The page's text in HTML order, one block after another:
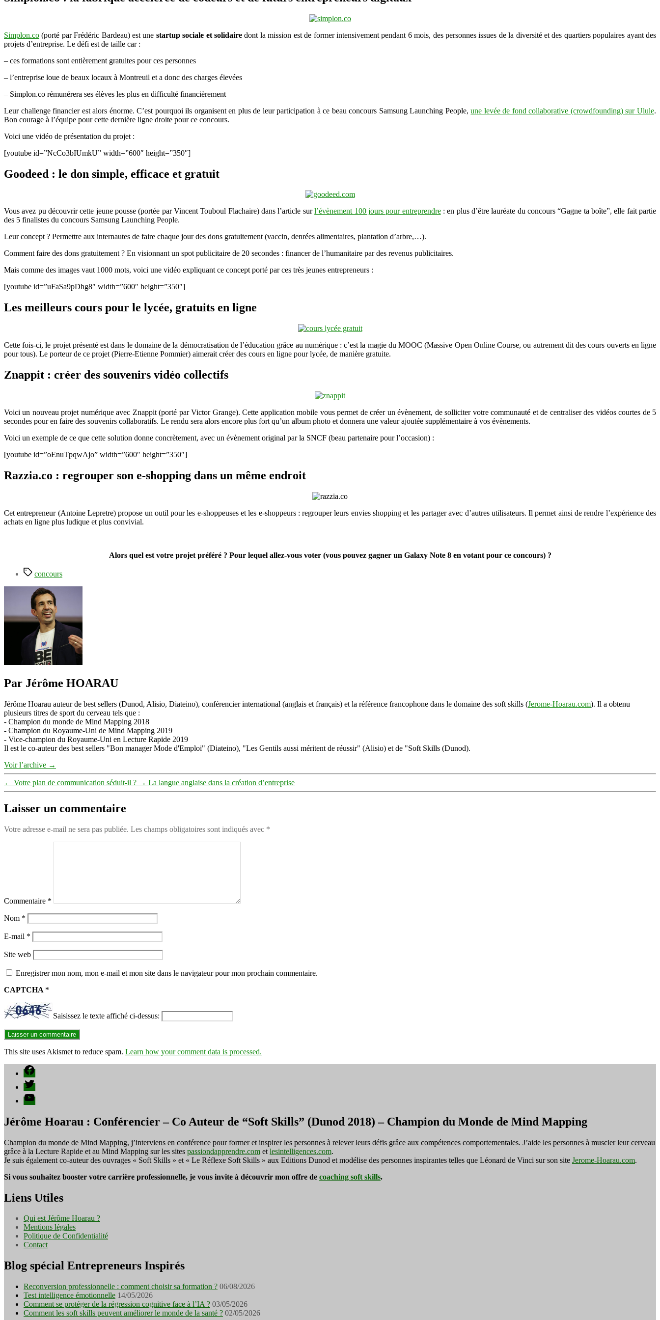
People
Simplon.co (porté par Frédéric Bardeau) est une startup sociale et solidaire dont la mission est de former intensivement pendant 6 mois, des personnes issues de la diversité et des quartiers populaires ayant des
projets d’entreprise. Le défi est de taille car :
– ces formations sont entièrement gratuites pour ces personnes
– l’entreprise loue de beaux locaux à Montreuil et a donc des charges élevées
– Simplon.co rémunérera ses élèves les plus en difficulté financièrement
Leur challenge financier est alors énorme. C’est pourquoi ils organisent en plus de leur participation à ce beau concours Samsung Launching People,une levée de fond collaborative (crowdfounding) sur Ulule.
Bon courage à l’équipe pour cette dernière ligne droite pour ce concours.
Voici une vidéo de présentation du projet :
[youtube id=”NcCo3bIUmkU” width=”600″ height=”350″]
Goodeed : le don simple, efficace et gratuit
Vous avez pu découvrir cette jeune pousse (portée par Vincent Touboul Flachaire) dans l’article surl’évènement 100 jours pour entreprendre: en plus d’être lauréate du concours “Gagne ta boîte”, elle fait partie
des 5 finalistes du concours Samsung Launching People.
Leur concept ? Permettre aux internautes de faire chaque jour des dons gratuitement (vaccin, denrées alimentaires, plantation d’arbre,…).
Comment faire des dons gratuitement ? En visionnant un spot publicitaire de 20 secondes : financer de l’humanitaire par des revenus publicitaires.
Mais comme des images vaut 1000 mots, voici une vidéo expliquant ce concept porté par ces très jeunes entrepreneurs :
[youtube id=”uFaSa9pDhg8″ width=”600″ height=”350″]
Les meilleurs cours pour le lycée, gratuits en ligne
Cette fois-ci, le projet présenté est dans le domaine de la démocratisation de l’éducation grâce au numérique : c’est la magie du MOOC (Massive Open Online Course, ou autrement dit des cours ouverts en ligne
pour tous). Le porteur de ce projet (Pierre-Etienne Pommier) aimerait créer des cours en ligne pour lycée, de manière gratuite.
Znappit : créer des souvenirs vidéo collectifs
Voici un nouveau projet numérique avec Znappit (porté par Victor Grange). Cette application mobile vous permet de créer un évènement, de solliciter votre communauté et de centraliser des vidéos courtes de 5
secondes pour en faire des souvenirs collaboratifs. Le rendu sera alors encore plus fort qu’un album photo et donnera une valeur ajoutée supplémentaire à vos évènements.
Voici un exemple de ce que cette solution donne concrètement, avec un évènement original par la SNCF (beau partenaire pour l’occasion) :
[youtube id=”oEnuTpqwAjo” width=”600″ height=”350″]
Razzia.co : regrouper son e-shopping dans un même endroit
Cet entrepreneur (Antoine Lepretre) propose un outil pour les e-shoppeuses et les e-shoppeurs : regrouper leurs envies shopping et les partager avec d’autres utilisateurs. Il permet ainsi de rendre l’expérience des
achats en ligne plus ludique et plus convivial.
Alors quel est votre projet préféré ? Pour lequel allez-vous voter (vous pouvez gagner un Galaxy Note 8 en votant pour ce concours) ?
Étiquettes
concours
Par Jérôme HOARAU
Jérôme Hoarau auteur de best sellers (Dunod, Alisio, Diateino), conférencier international (anglais et français) et la référence francophone dans le domaine des soft skills (Jerome-Hoarau.com). Il a obtenu
plusieurs titres de sport du cerveau tels que :
- Champion du monde de Mind Mapping 2018
- Champion du Royaume-Uni de Mind Mapping 2019
- Vice-champion du Royaume-Uni en Lecture Rapide 2019
Il est le co-auteur des best sellers "Bon manager Mode d'Emploi" (Diateino), "Les Gentils aussi méritent de réussir" (Alisio) et de "Soft Skills (Dunod).
Voir l’archive →
← Votre plan de communication séduit-il ? → La langue anglaise dans la création d’entreprise
Laisser un commentaire
Votre adresse e-mail ne sera pas publiée. Les champs obligatoires sont indiqués avec *
Commentaire *
Nom *
E-mail *
Site web
Enregistrer mon nom, mon e-mail et mon site dans le navigateur pour mon prochain commentaire.
CAPTCHA *
Saisissez le texte affiché ci-dessus:
This site uses Akismet to reduce spam. Learn how your comment data is processed.
Facebook
Twitter
YouTube
Jérôme Hoarau : Conférencier – Co Auteur de “Soft Skills” (Dunod 2018) – Champion du Monde de Mind Mapping
Champion du monde de Mind Mapping, j’interviens en conférence pour former et inspirer les personnes à relever leurs défis grâce aux compétences comportementales. J’aide les personnes à muscler leur cerveau
grâce à la Lecture Rapide et au Mind Mapping sur les sites passiondapprendre.com et lesintelligences.com.
Je suis également co-auteur des ouvrages « Soft Skills » et « Le Réflexe Soft Skills » aux Editions Dunod et modélise des personnes inspirantes telles que Léonard de Vinci sur son site Jerome-Hoarau.com.
Si vous souhaitez booster votre carrière professionnelle, je vous invite à découvrir mon offre de coaching soft skills.
Liens Utiles
Qui est Jérôme Hoarau ?
Mentions légales
Politique de Confidentialité
Contact
Blog spécial Entrepreneurs Inspirés
Reconversion professionnelle : comment choisir sa formation ? 06/08/2026
Test intelligence émotionnelle 14/05/2026
Comment se protéger de la régression cognitive face à l’IA ? 03/05/2026
Comment les soft skills peuvent améliorer le monde de la santé ? 02/05/2026